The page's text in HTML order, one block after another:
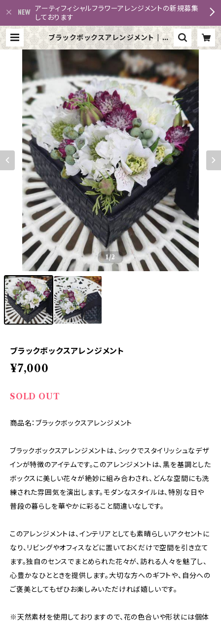
アーティフィシャルフラワーアレンジメントの新規募集
しております
ブラックボックスアレンジメント | pu
tiprincess K
1/2
ブラックボックスアレンジメント
¥7,000
SOLD OUT
商品名：ブラックボックスアレンジメント
ブラックボックスアレンジメントは、シックでスタイリッシュなデザ
インが特徴のアイテムです。このアレンジメントは、黒を基調とした
ボックスに美しい花々が絶妙に組み合わされ、どんな空間にも洗
練された雰囲気を演出します。モダンなスタイルは、特別な日や
普段の暮らしを華やかに彩ること間違いなしです。
このアレンジメントは、インテリアとしても素晴らしいアクセントに
なり、リビングやオフィスなどに置いておくだけで空間を引き立て
ます。独自のセンスでまとめられた花々が、訪れる人々を魅了し、
心豊かなひとときを提供します。大切な方へのギフトや、自分への
ご褒美としてもぜひお楽しみいただければ嬉しいです。
※天然素材を使用しておりますので、花の色合いや形状には個体